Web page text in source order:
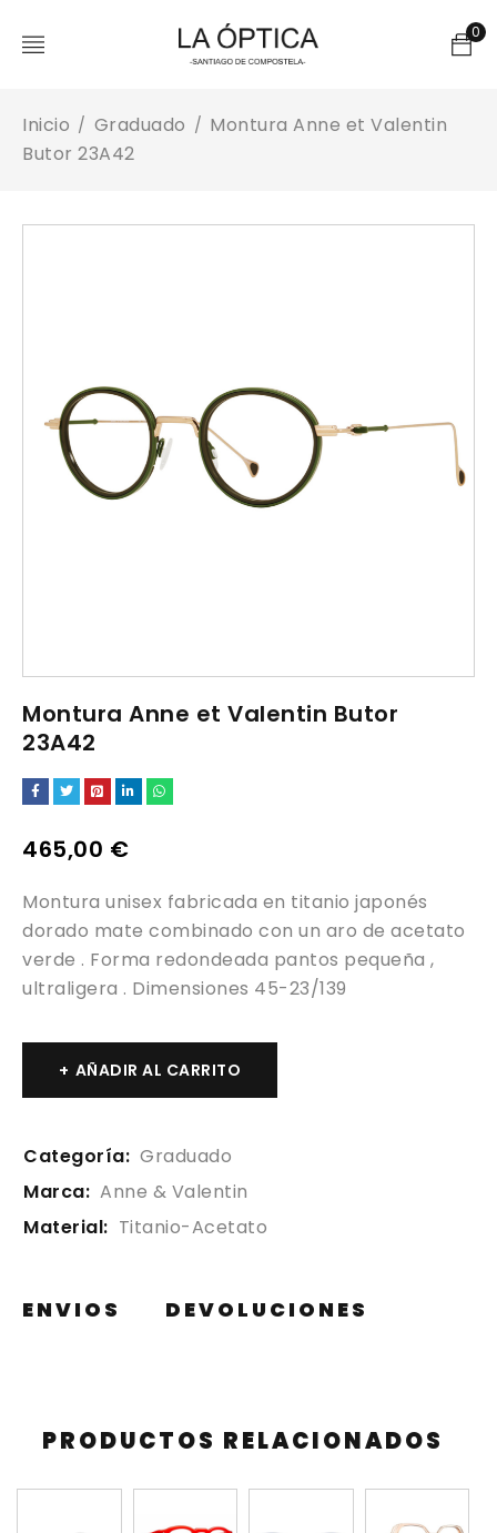
0
Inicio / Graduado / Montura Anne et Valentin
Butor 23A42
Montura Anne et Valentin Butor
23A42
465,00 €
Montura unisex fabricada en titanio japonés
dorado mate combinado con un aro de acetato
verde . Forma redondeada pantos pequeña ,
ultraligera . Dimensiones 45-23/139
AÑADIR AL CARRITO
Categoría: Graduado
Marca: Anne & Valentin
Material: Titanio-Acetato
ENVIOS DEVOLUCIONES
PRODUCTOS RELACIONADOS